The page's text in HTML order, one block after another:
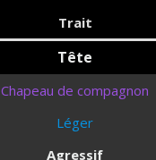
Trait
Tête
Chapeau de compagnon
Léger
Agressif